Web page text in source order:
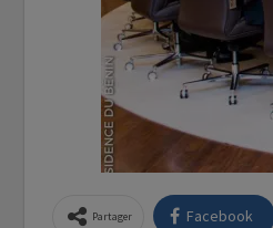
Partager Facebook